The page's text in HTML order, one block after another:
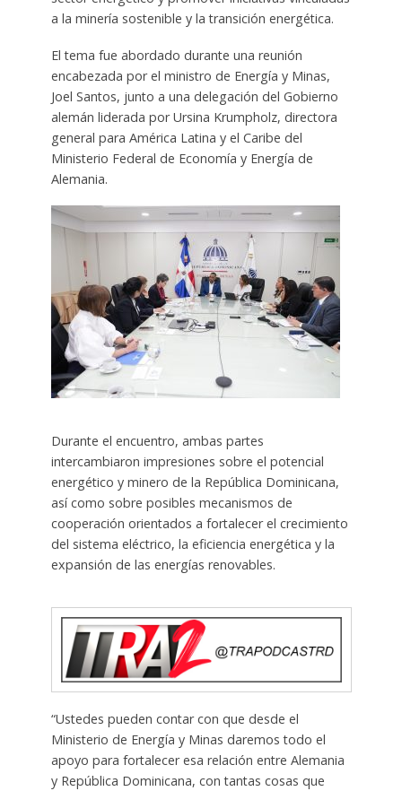
a la minería sostenible y la transición energética.
El tema fue abordado durante una reunión
encabezada por el ministro de Energía y Minas,
Joel Santos, junto a una delegación del Gobierno
alemán liderada por Ursina Krumpholz, directora
general para América Latina y el Caribe del
Ministerio Federal de Economía y Energía de
Alemania.
Durante el encuentro, ambas partes
intercambiaron impresiones sobre el potencial
energético y minero de la República Dominicana,
así como sobre posibles mecanismos de
cooperación orientados a fortalecer el crecimiento
del sistema eléctrico, la eficiencia energética y la
expansión de las energías renovables.
“Ustedes pueden contar con que desde el
Ministerio de Energía y Minas daremos todo el
apoyo para fortalecer esa relación entre Alemania
y República Dominicana, con tantas cosas que